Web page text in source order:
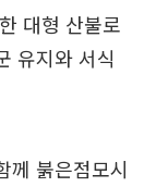
대형 산불로
유지와 서식
께 붉은점모시